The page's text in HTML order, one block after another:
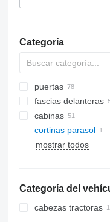
Categoría
puertas
fascias delanteras
cabinas
compresores de
mangueras de
radiadores de
otras piezas de
lunas laterales
parabrisas
cortinas parasol
mostrar todos
Categoría del
cabezas tractoras